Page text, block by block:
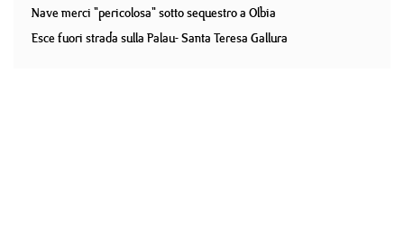
Nave merci "pericolosa" sotto sequestro a Olbia
Esce fuori strada sulla Palau- Santa Teresa Gallura